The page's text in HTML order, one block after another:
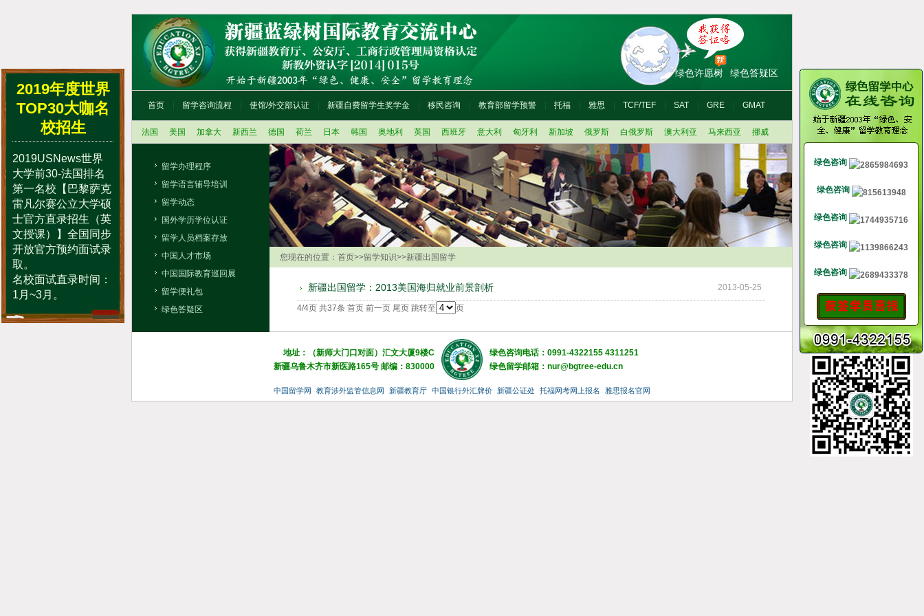
绿色许愿树 绿色答疑区
首页 留学咨询流程 使馆/外交部认证 新疆自费留学生奖学金 移民咨询 教育部留学预警 托福 雅思 TCF/TEF SAT GRE GMAT
法国 美国 加拿大 新西兰 德国 荷兰 日本 韩国 奥地利 英国 西班牙 意大利 匈牙利 新加坡 俄罗斯 白俄罗斯 澳大利亚 马来西亚 挪威
留学办理程序
留学语言辅导培训
留学动态
国外学历学位认证
留学人员档案存放
中国人才市场
中国国际教育巡回展
留学便礼包
绿色答疑区
您现在的位置： 首页>>留学知识>>新疆出国留学
2013-05-25
新疆出国留学：2013美国海归就业前景剖析
4/4页 共37条 首页 前一页 尾页 跳转至 页
地址：（新师大门口对面）汇文大厦9楼C
新疆乌鲁木齐市新医路165号 邮编：830000
绿色咨询电话：0991-4322155 4311251
绿色留学邮箱：nur@bgtree-edu.cn
中国留学网 教育涉外监管信息网 新疆教育厅 中国银行外汇牌价 新疆公证处 托福网考网上报名 雅思报名官网
2019年度世界
TOP30大咖名
校招生
2019USNews世界
大学前30-法国排名
第一名校【巴黎萨克
雷凡尔赛公立大学硕
士官方直录招生（英
文授课）】全国同步
开放官方预约面试录
取。
名校面试直录时间：
1月~3月。
绿色咨询
绿色咨询
绿色咨询
绿色咨询
绿色咨询